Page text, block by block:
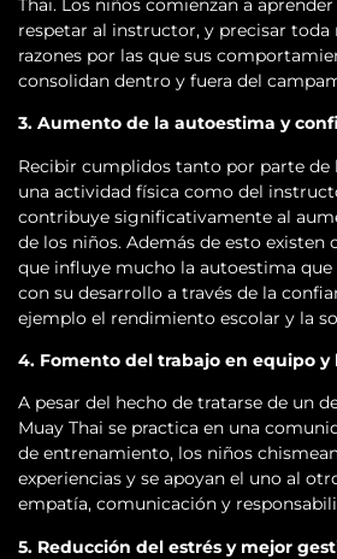
Thai. Los niños comienzan a
respetar al instructor, y precisar toda
razones por las que sus
consolidan dentro y fuera del
3. Aumento de la autoestima y
Recibir cumplidos tanto por parte de
una actividad física como del
contribuye significativamente al
de los niños. Además de esto existen
que influye mucho la autoestima que
con su desarrollo a través de la
ejemplo el rendimiento escolar y la
4. Fomento del trabajo en equipo y
A pesar del hecho de tratarse de un
Muay Thai se practica en una
de entrenamiento, los niños
experiencias y se apoyan el uno al
empatía, comunicación y
5. Reducción del estrés y mejor